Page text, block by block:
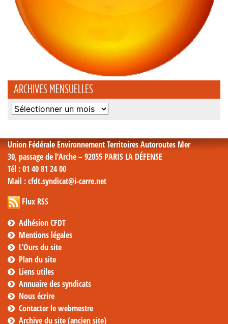
ARCHIVES MENSUELLES
Archives
Union Fédérale Environnement Territoires Autoroutes Mer
30, passage de l’Arche – 92055 PARIS LA DÉFENSE
Tél : 01 40 81 24 00
Mail : cfdt.syndicat@i-carre.net
Flux RSS
Adhésion CFDT
Mentions légales
L’Ours du site
Plan du site
Liens utiles
Annuaire des syndicats
Nous écrire
Contacter le webmestre
Archive du site (ancien site)